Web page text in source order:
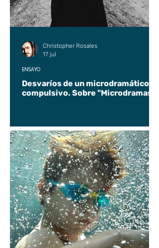
Desvaríos de un microdramático
compulsivo. Sobre "Microdramas".
ENSAYO
Christopher Rosales
17 jul